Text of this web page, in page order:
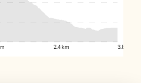
2.4 km 3.5 km